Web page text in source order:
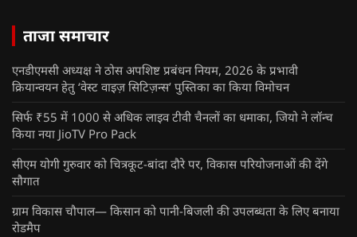
ताजा समाचार
एनडीएमसी अध्यक्ष ने ठोस अपशिष्ट प्रबंधन नियम, 2026 के प्रभावी
क्रियान्वयन हेतु ‘वेस्ट वाइज़ सिटिज़न्स’ पुस्तिका का किया विमोचन
सिर्फ ₹55 में 1000 से अधिक लाइव टीवी चैनलों का धमाका, जियो ने लॉन्च
किया नया JioTV Pro Pack
सीएम योगी गुरुवार को चित्रकूट-बांदा दौरे पर, विकास परियोजनाओं की देंगे
सौगात
ग्राम विकास चौपाल— किसान को पानी-बिजली की उपलब्धता के लिए बनाया
रोडमैप